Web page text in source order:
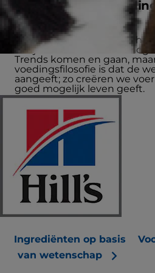
hoogwaardige
verdient.
Wij geloven dat
om je huisdier de best
Trends komen en gaan,
voedingsfilosofie is dat de
aangeeft; zo creëren we
goed mogelijk leven geeft.
Ingrediënten op basis
van wetenschap